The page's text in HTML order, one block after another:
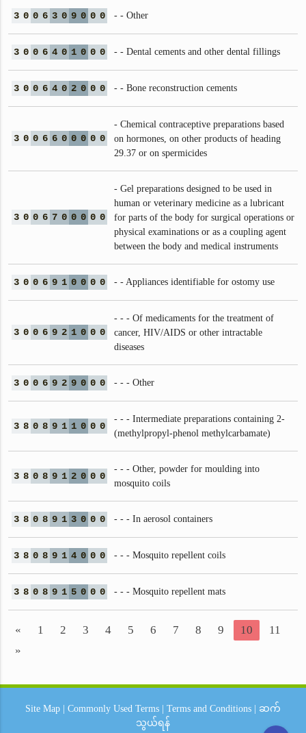
3 0 0 6 3 0 9 0 0 0 - - Other
3 0 0 6 4 0 1 0 0 0 - - Dental cements and other dental fillings
3 0 0 6 4 0 2 0 0 0 - - Bone reconstruction cements
3 0 0 6 6 0 0 0 0 0
- Chemical contraceptive preparations based
on hormones, on other products of heading
29.37 or on spermicides
3 0 0 6 7 0 0 0 0 0
- Gel preparations designed to be used in
human or veterinary medicine as a lubricant
for parts of the body for surgical operations or
physical examinations or as a coupling agent
between the body and medical instruments
3 0 0 6 9 1 0 0 0 0 - - Appliances identifiable for ostomy use
3 0 0 6 9 2 1 0 0 0
- - - Of medicaments for the treatment of
cancer, HIV/AIDS or other intractable
diseases
3 0 0 6 9 2 9 0 0 0 - - - Other
3 8 0 8 9 1 1 0 0 0
- - - Intermediate preparations containing 2-
(methylpropyl-phenol methylcarbamate)
3 8 0 8 9 1 2 0 0 0
- - - Other, powder for moulding into
mosquito coils
3 8 0 8 9 1 3 0 0 0 - - - In aerosol containers
3 8 0 8 9 1 4 0 0 0 - - - Mosquito repellent coils
3 8 0 8 9 1 5 0 0 0 - - - Mosquito repellent mats
« 1 2 3 4 5 6 7 8 9 10
11
»
Site Map Commonly Used Terms Terms and Conditions
ဆက်
သွယ်ရန်